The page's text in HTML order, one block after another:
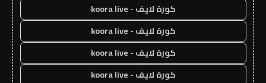
كورة لايف - koora live
كورة لايف - koora live
كورة لايف - koora live
كورة لايف - koora live